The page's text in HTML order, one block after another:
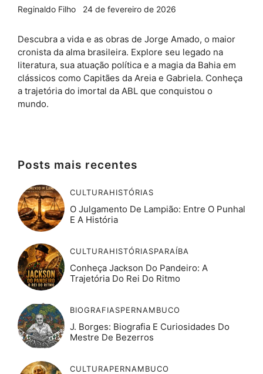
Reginaldo Filho 24 de fevereiro de 2026
Descubra a vida e as obras de Jorge Amado, o maior
cronista da alma brasileira. Explore seu legado na
literatura, sua atuação política e a magia da Bahia em
clássicos como Capitães da Areia e Gabriela. Conheça
a trajetória do imortal da ABL que conquistou o
mundo.
Posts mais recentes
CULTURAHISTÓRIAS
O Julgamento De Lampião: Entre O Punhal
E A História
CULTURAHISTÓRIASPARAÍBA
Conheça Jackson Do Pandeiro: A
Trajetória Do Rei Do Ritmo
BIOGRAFIASPERNAMBUCO
J. Borges: Biografia E Curiosidades Do
Mestre De Bezerros
CULTURAPERNAMBUCO